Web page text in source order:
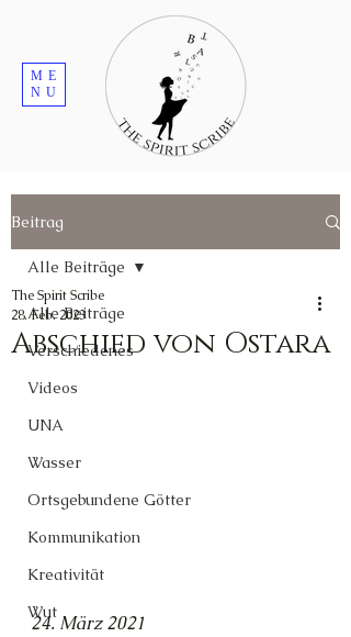
ME
NU
Beitrag
Alle Beiträge
Verschiedenes
Videos
UNA
Wasser
Ortsgebundene Götter
Kommunikation
Kreativität
Wut
Alle Beiträge
Abschied von Ostara
The Spirit Scribe
28. Feb. 2023
24. März 2021